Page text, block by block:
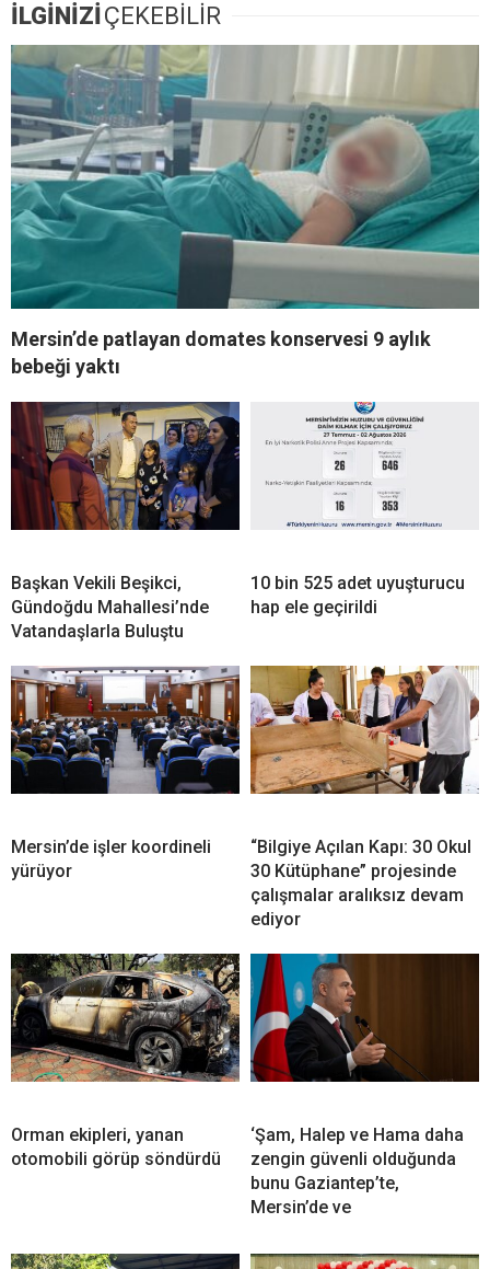
İLGİNİZİÇEKEBİLİR
Mersin’de patlayan domates konservesi 9 aylık
bebeği yaktı
Başkan Vekili Beşikci,
Gündoğdu Mahallesi’nde
Vatandaşlarla Buluştu
10 bin 525 adet uyuşturucu
hap ele geçirildi
Mersin’de işler koordineli
yürüyor
“Bilgiye Açılan Kapı: 30 Okul
30 Kütüphane” projesinde
çalışmalar aralıksız devam
ediyor
Orman ekipleri, yanan
otomobili görüp söndürdü
‘Şam, Halep ve Hama daha
zengin güvenli olduğunda
bunu Gaziantep’te,
Mersin’de ve